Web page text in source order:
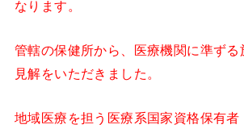
なります。
管轄の保健所から、医療機関に準ず
見解をいただきました。
地域医療を担う医療系国家資格保有